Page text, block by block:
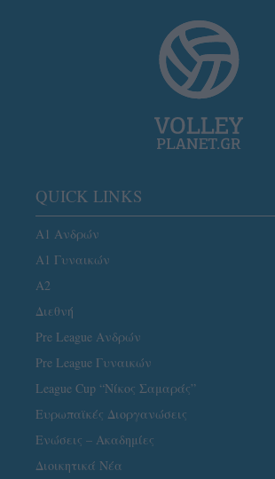
QUICK LINKS
Α1 Ανδρών
Α1 Γυναικών
A2
Διεθνή
Pre League Ανδρών
Pre League Γυναικών
League Cup “Νίκος Σαμαράς”
Ευρωπαϊκές Διοργανώσεις
Ενώσεις – Ακαδημίες
Διοικητικά Νέα